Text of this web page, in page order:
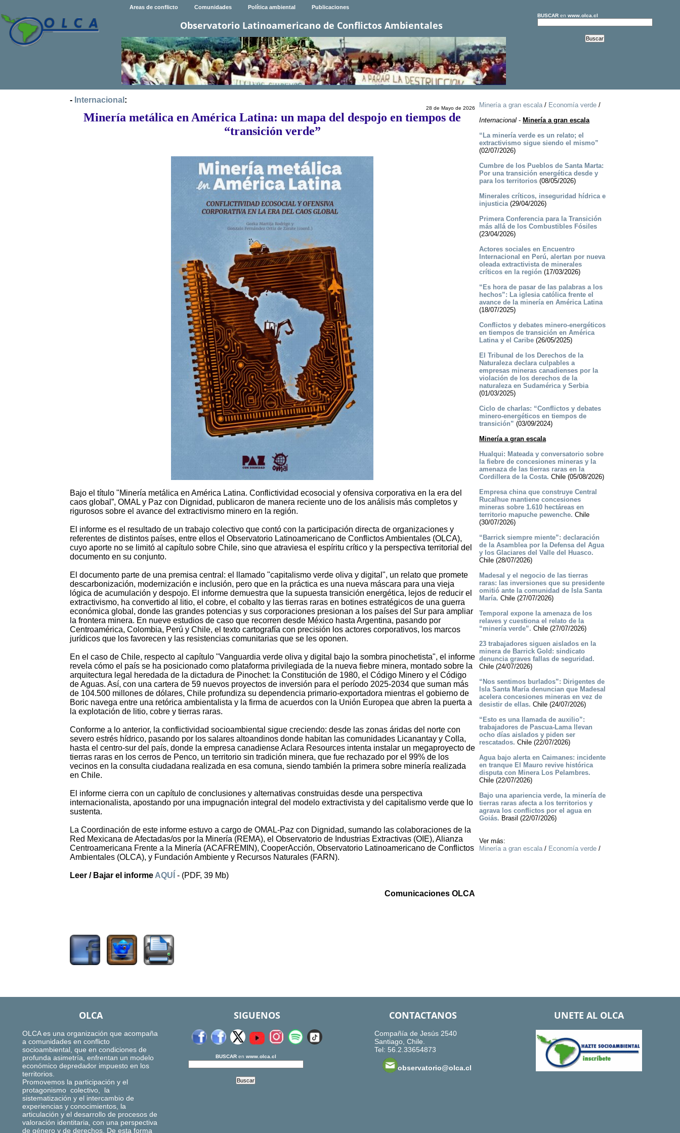
Areas de conflicto Comunidades Política ambiental Publicaciones
Observatorio Latinoamericano de Conflictos Ambientales
BUSCARen www.olca.cl
- Internacional :
28 de Mayo de 2026
Minería metálica en América Latina: un mapa del despojo en tiempos de
“transición verde”
Bajo el título "Minería metálica en América Latina. Conflictividad ecosocial y ofensiva corporativa en la era del
caos global”, OMAL y Paz con Dignidad, publicaron de manera reciente uno de los análisis más completos y
rigurosos sobre el avance del extractivismo minero en la región.
El informe es el resultado de un trabajo colectivo que contó con la participación directa de organizaciones y
referentes de distintos países, entre ellos el Observatorio Latinoamericano de Conflictos Ambientales (OLCA),
cuyo aporte no se limitó al capítulo sobre Chile, sino que atraviesa el espíritu crítico y la perspectiva territorial del
documento en su conjunto.
El documento parte de una premisa central: el llamado "capitalismo verde oliva y digital", un relato que promete
descarbonización, modernización e inclusión, pero que en la práctica es una nueva máscara para una vieja
lógica de acumulación y despojo. El informe demuestra que la supuesta transición energética, lejos de reducir el
extractivismo, ha convertido al litio, el cobre, el cobalto y las tierras raras en botines estratégicos de una guerra
económica global, donde las grandes potencias y sus corporaciones presionan a los países del Sur para ampliar
la frontera minera. En nueve estudios de caso que recorren desde México hasta Argentina, pasando por
Centroamérica, Colombia, Perú y Chile, el texto cartografía con precisión los actores corporativos, los marcos
jurídicos que los favorecen y las resistencias comunitarias que se les oponen.
En el caso de Chile, respecto al capítulo "Vanguardia verde oliva y digital bajo la sombra pinochetista", el informe
revela cómo el país se ha posicionado como plataforma privilegiada de la nueva fiebre minera, montado sobre la
arquitectura legal heredada de la dictadura de Pinochet: la Constitución de 1980, el Código Minero y el Código
de Aguas. Así, con una cartera de 59 nuevos proyectos de inversión para el período 2025-2034 que suman más
de 104.500 millones de dólares, Chile profundiza su dependencia primario-exportadora mientras el gobierno de
Boric navega entre una retórica ambientalista y la firma de acuerdos con la Unión Europea que abren la puerta a
la explotación de litio, cobre y tierras raras.
Conforme a lo anterior, la conflictividad socioambiental sigue creciendo: desde las zonas áridas del norte con
severo estrés hídrico, pasando por los salares altoandinos donde habitan las comunidades Licanantay y Colla,
hasta el centro-sur del país, donde la empresa canadiense Aclara Resources intenta instalar un megaproyecto de
tierras raras en los cerros de Penco, un territorio sin tradición minera, que fue rechazado por el 99% de los
vecinos en la consulta ciudadana realizada en esa comuna, siendo también la primera sobre minería realizada
en Chile.
El informe cierra con un capítulo de conclusiones y alternativas construidas desde una perspectiva
internacionalista, apostando por una impugnación integral del modelo extractivista y del capitalismo verde que lo
sustenta.
La Coordinación de este informe estuvo a cargo de OMAL-Paz con Dignidad, sumando las colaboraciones de la
Red Mexicana de Afectadas/os por la Minería (REMA), el Observatorio de Industrias Extractivas (OIE), Alianza
Centroamericana Frente a la Minería (ACAFREMIN), CooperAcción, Observatorio Latinoamericano de Conflictos
Ambientales (OLCA), y Fundación Ambiente y Recursos Naturales (FARN).
Leer / Bajar el informe AQUÍ - (PDF, 39 Mb)
Comunicaciones OLCA
Minería a gran escala/ Economía verde/
Internacional- Minería a gran escala
“La minería verde es un relato; el
extractivismo sigue siendo el mismo”
(02/07/2026)
Cumbre de los Pueblos de Santa Marta:
Por una transición energética desde y
para los territorios(08/05/2026)
Minerales críticos, inseguridad hídrica e
injusticia(29/04/2026)
Primera Conferencia para la Transición
más allá de los Combustibles Fósiles
(23/04/2026)
Actores sociales en Encuentro
Internacional en Perú, alertan por nueva
oleada extractivista de minerales
críticos en la región (17/03/2026)
“Es hora de pasar de las palabras a los
hechos”: La iglesia católica frente el
avance de la minería en América Latina
(18/07/2025)
Conflictos y debates minero-energéticos
en tiempos de transición en América
Latina y el Caribe(26/05/2025)
El Tribunal de los Derechos de la
Naturaleza declara culpables a
empresas mineras canadienses por la
violación de los derechos de la
naturaleza en Sudamérica y Serbia
(01/03/2025)
Ciclo de charlas: “Conflictos y debates
minero-energéticos en tiempos de
transición” (03/09/2024)
Minería a gran escala
Hualqui: Mateada y conversatorio sobre
la fiebre de concesiones mineras y la
amenaza de las tierras raras en la
Cordillera de la Costa. Chile (05/08/2026)
Empresa china que construye Central
Rucalhue mantiene concesiones
mineras sobre 1.610 hectáreas en
territorio mapuche pewenche. Chile
(30/07/2026)
“Barrick siempre miente”: declaración
de la Asamblea por la Defensa del Agua
y los Glaciares del Valle del Huasco.
Chile (28/07/2026)
Madesal y el negocio de las tierras
raras: las inversiones que su presidente
omitió ante la comunidad de Isla Santa
María. Chile (27/07/2026)
Temporal expone la amenaza de los
relaves y cuestiona el relato de la
“minería verde”. Chile (27/07/2026)
23 trabajadores siguen aislados en la
minera de Barrick Gold: sindicato
denuncia graves fallas de seguridad.
Chile (24/07/2026)
“Nos sentimos burlados”: Dirigentes de
Isla Santa María denuncian que Madesal
acelera concesiones mineras en vez de
desistir de ellas. Chile (24/07/2026)
“Esto es una llamada de auxilio”:
trabajadores de Pascua-Lama llevan
ocho días aislados y piden ser
rescatados. Chile (22/07/2026)
Agua bajo alerta en Caimanes: incidente
en tranque El Mauro revive histórica
disputa con Minera Los Pelambres.
Chile (22/07/2026)
Bajo una apariencia verde, la minería de
tierras raras afecta a los territorios y
agrava los conflictos por el agua en
Goiás. Brasil (22/07/2026)
Ver más:
Minería a gran escala/ Economía verde/
OLCA
OLCA es una organización que acompaña
a comunidades en conflicto
socioambiental, que en condiciones de
profunda asimetría, enfrentan un modelo
económico depredador impuesto en los
territorios.
Promovemos la participación y el
protagonismo colectivo, la
sistematización y el intercambio de
experiencias y conocimientos, la
articulación y el desarrollo de procesos de
valoración identitaria, con una perspectiva
de género y de derechos. De esta forma
SIGUENOS
BUSCARen www.olca.cl
CONTACTANOS
Compañía de Jesús 2540
Santiago, Chile.
Tel: 56.2.33654873
observatorio@olca.cl
UNETE AL OLCA